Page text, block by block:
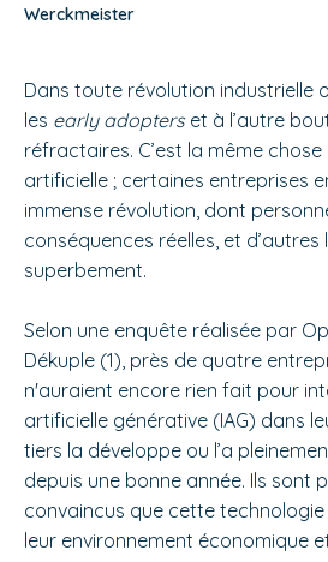
Werckmeister
Dans toute révolution industrielle
les early adopterset à l’autre
réfractaires. C’est la même chose
artificielle ; certaines entreprises
immense révolution, dont
conséquences réelles, et d’autres
superbement.
Selon une enquête réalisée par
Dékuple (1), près de quatre
n'auraient encore rien fait pour
artificielle générative (IAG) dans
tiers la développe ou l’a
depuis une bonne année. Ils sont
convaincus que cette
leur environnement économique